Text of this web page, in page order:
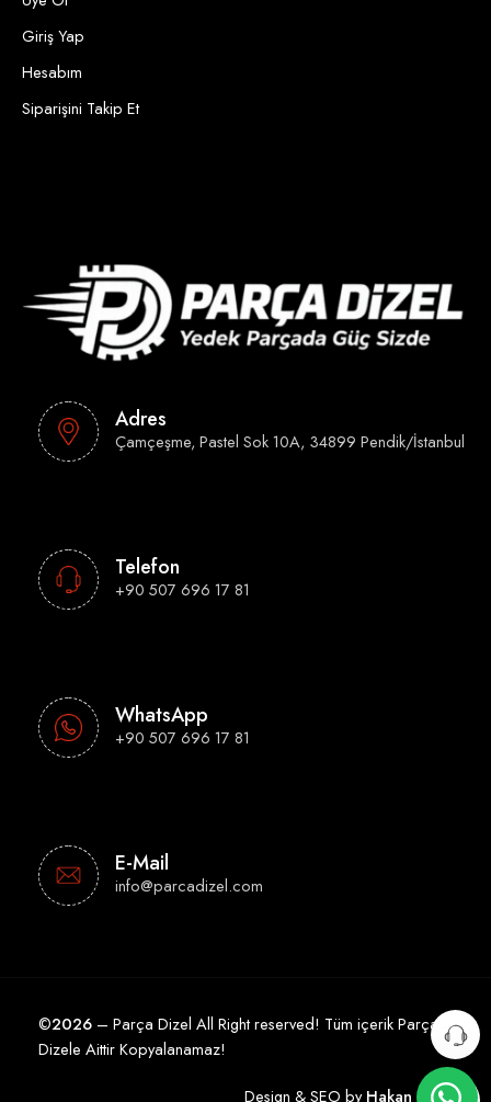
Giriş Yap
Hesabım
Siparişini Takip Et
Adres
Çamçeşme, Pastel Sok 10A, 34899 Pendik/İstanbul
Telefon
+90 507 696 17 81
WhatsApp
+90 507 696 17 81
E-Mail
info@parcadizel.com
©2026 – Parça Dizel All Right reserved! Tüm içerik Parça
Dizele Aittir Kopyalanamaz!
Design & SEO byHakan Çelik